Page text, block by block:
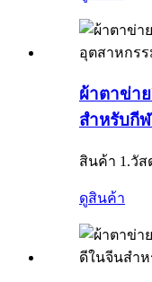
ผ้าตาข่าย
สำหรับกี
สินค้า 1.วัส
ดูสินค้า